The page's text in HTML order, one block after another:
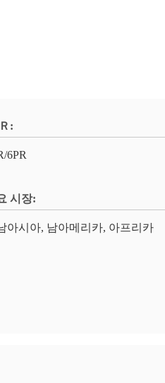
:
6PR
시장:
아시아, 남아메리카, 아프리카